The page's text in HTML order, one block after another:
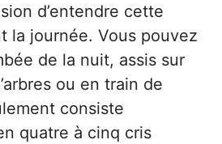
d’entendre cette
la journée. Vous pouvez
de la nuit, assis sur
ou en train de
consiste
quatre à cinq cris